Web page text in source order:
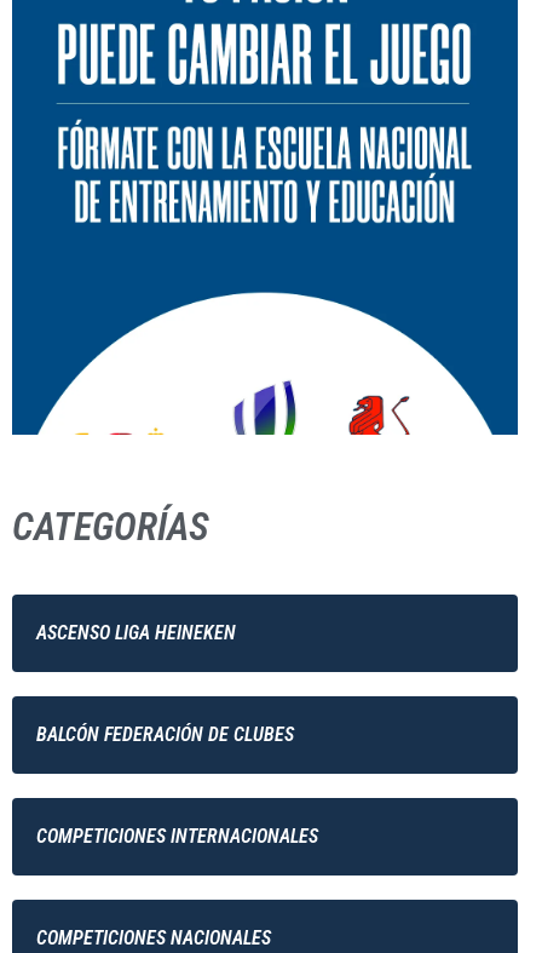
CATEGORÍAS
ASCENSO LIGA HEINEKEN
BALCÓN FEDERACIÓN DE CLUBES
COMPETICIONES INTERNACIONALES
COMPETICIONES NACIONALES